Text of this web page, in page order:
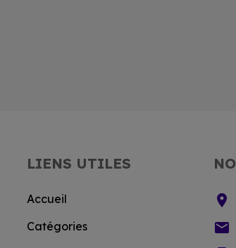
LIENS UTILES
Accueil
Catégories
location_on
email